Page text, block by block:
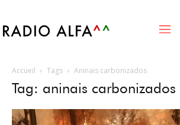
Accueil Tags Aninais carbonizados
Tag: aninais carbonizados